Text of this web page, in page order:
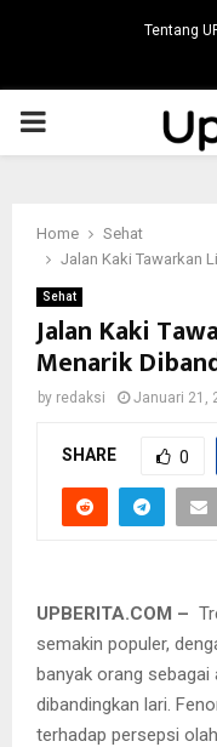
Tentang
PRIMARY
Home
Sehat
Jalan Kaki Tawarkan
Sehat
Jalan Kaki
Menarik
by redaksi Januari 21,
SHARE 0
UPBERITA.COM –
semakin populer,
banyak orang
dibandingkan lari.
terhadap persepsi